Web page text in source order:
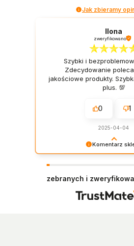
Jak zbieramy
Komentarz
klientów takich jak Ty i
nam się udało. Mamy nadzieję,
:) Pozdrawiamy
Ilona
zweryfikowano
Szybki i
Zdecydowanie
jakościowe produkty.
plus. 💯
0 1
2025-04-04
zebranych i